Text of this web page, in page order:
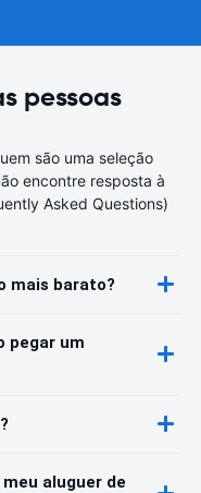
pessoas
são uma seleção
encontre resposta à
Asked Questions)
mais barato?
pegar um
aluguer de